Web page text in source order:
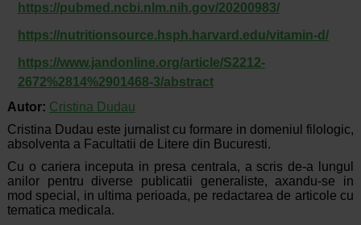
https://pubmed.ncbi.nlm.nih.gov/20200983/
https://nutritionsource.hsph.harvard.edu/vitamin-d/
https://www.jandonline.org/article/S2212-
2672%2814%2901468-3/abstract
Autor: Cristina Dudau
Cristina Dudau este jurnalist cu formare in domeniul filologic,
absolventa a Facultatii de Litere din Bucuresti.
Cu o cariera inceputa in presa centrala, a scris de-a lungul
anilor pentru diverse publicatii generaliste, axandu-se in
mod special, in ultima perioada, pe redactarea de articole cu
tematica medicala.